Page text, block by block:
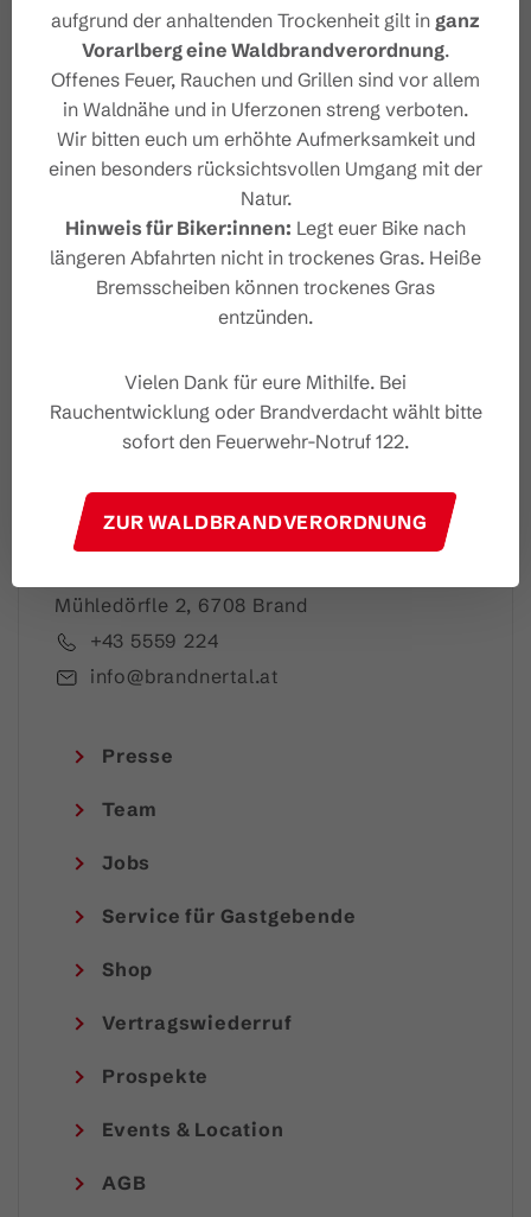
Dein Brandnertal Newslet
ter
Ich akzeptiere dieDatenschutzbestimmungen
Mühledörfle 2, 6708 Brand
+43 5559 224
info@brandnertal.at
Presse
Team
Jobs
Service für Gastgebende
Shop
Vertragswiederruf
Prospekte
Events & Location
AGB
aufgrund der anhaltenden Trockenheit gilt in ganz
Vorarlberg eine Waldbrandverordnung.
Offenes Feuer, Rauchen und Grillen sind vor allem
in Waldnähe und in Uferzonen streng verboten.
Wir bitten euch um erhöhte Aufmerksamkeit und
einen besonders rücksichtsvollen Umgang mit der
Natur.
Hinweis für Biker:innen: Legt euer Bike nach
längeren Abfahrten nicht in trockenes Gras. Heiße
Bremsscheiben können trockenes Gras
entzünden.
Vielen Dank für eure Mithilfe. Bei
Rauchentwicklung oder Brandverdacht wählt bitte
sofort den Feuerwehr-Notruf 122.
ZUR WALDBRANDVERORDNUNG